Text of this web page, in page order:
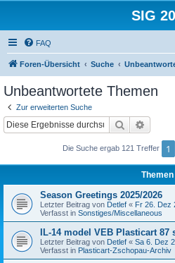
SIG
FAQ
Foren-Übersicht Suche
Unbeantwortete Themen
Zur erweiterten Suche
Suche
Die Suche ergab 121 Treffer 1
Themen
Season Greetings 2025/2026
Letzter Beitrag von Detlef « Fr 26. Dez
Verfasst in Sonstiges/Miscellaneous
IL-14 model VEB Plasticart 87
Letzter Beitrag von Detlef « Sa 6. Dez
Verfasst in Plasticart-Zschopau-Archiv